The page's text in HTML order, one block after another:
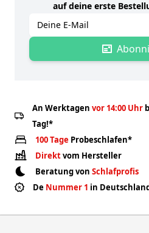
auf deine erste
E-mailadres
An Werktagen vor 14:00 Uhr
Tag!*
100 Tage Probeschlafen*
Direktvom Hersteller
Beratung von Schlafprofis
De Nummer 1 in